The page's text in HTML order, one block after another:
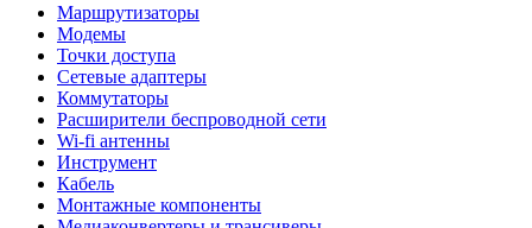
Степлеры строительные
Пистолеты клеевые
Наборы бит и сверел
Маршрутизаторы
Модемы
Точки доступа
Сетевые адаптеры
Коммутаторы
Расширители беспроводной сети
Wi-fi антенны
Инструмент
Кабель
Монтажные компоненты